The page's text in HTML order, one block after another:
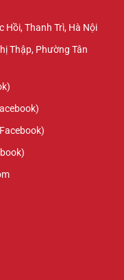
Hồi, Thanh Trì, Hà Nội
Thập, Phường Tân